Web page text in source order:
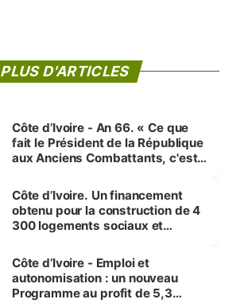
PLUS D'ARTICLES
Côte d’Ivoire - An 66. « Ce que
fait le Président de la République
aux Anciens Combattants, c'est
Côte d’Ivoire. Un financement
obtenu pour la construction de 4
300 logements sociaux et
et Yamoussoukro
Côte d’Ivoire - Emploi et
autonomisation : un nouveau
Programme au profit de 5,3